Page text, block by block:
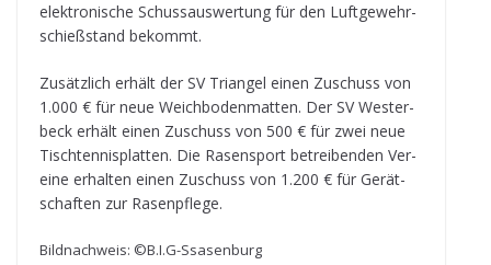
elek­tro­ni­sche Schuss­aus­wer­tung für den Luft­ge­wehr­
schieß­stand bekommt.
Zusätz­lich erhält der SV Tri­an­gel einen Zuschuss von
1.000 € für neue Weich­bo­den­mat­ten. Der SV Wes­ter­
beck erhält einen Zuschuss von 500 € für zwei neue
Tisch­ten­nis­plat­ten. Die Rasen­sport betrei­ben­den Ver­
eine erhal­ten einen Zuschuss von 1.200 € für Gerät­
schaf­ten zur Rasenpflege.
Bild­nach­weis: ©B.I.G-Ssasenburg